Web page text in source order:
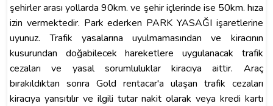
şehirler arası yollarda 90km. ve şehir içlerinde ise 50km. hıza
izin vermektedir. Park ederken PARK YASAĞI işaretlerine
uyunuz. Trafik yasalarına uyulmamasından ve kiracının
kusurundan doğabilecek hareketlere uygulanacak trafik
cezaları ve yasal sorumluluklar kiracıya aittir. Araç
bırakıldıktan sonra Gold rentacar'a ulaşan trafik cezaları
kiracıya yansıtılır ve ilgili tutar nakit olarak veya kredi kartı